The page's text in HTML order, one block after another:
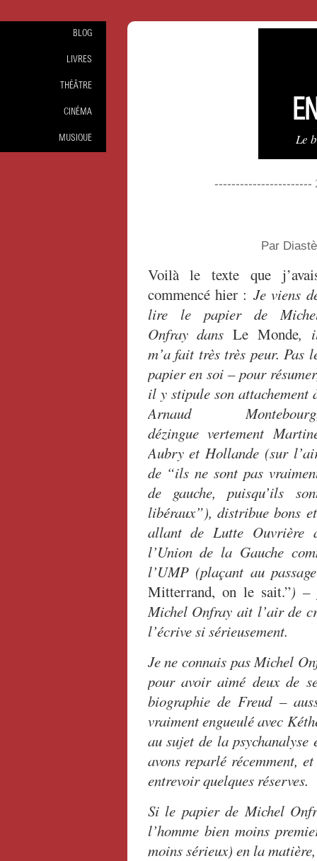
Le
-----------------------
Par
Voilà le texte que
commencé hier :Je viens
lire le papier de
Onfray dans Le Monde,
m’a fait très très peur. Pas
papier en soi – pour
il y stipule son attachement
Arnaud
dézingue vertement
Aubry et Hollande (sur
de “ils ne sont pas
de gauche, puisqu’ils
libéraux”), distribue bons
allant de Lutte Ouvrière
l’Union de la Gauche
l’UMP (plaçant au
Mitterrand, on le sait.”) –
Michel Onfray ait l’air de
l’écrive si sérieusement.
Je ne connais pas Michel
pour avoir aimé deux de
biographie de Freud –
vraiment engueulé avec
au sujet de la
avons reparlé récemment,
entrevoir quelques réserves.
Si le papier de Michel
l’homme bien moins
moins sérieux) en la
BLOG
LIVRES
THÉÂTRE
CINÉMA
MUSIQUE